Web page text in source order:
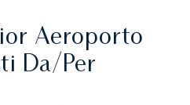
Aeroporto
Da/per